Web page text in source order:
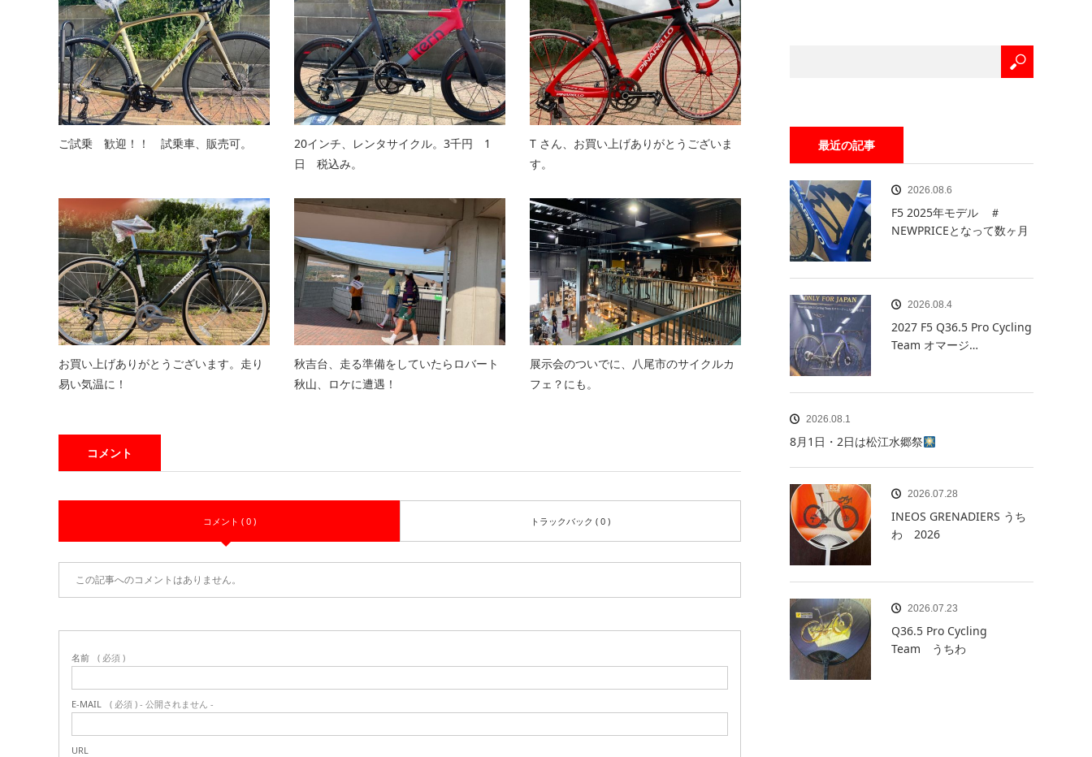
ご試乗 歓迎！！ 試乗車、販売可。
20インチ、レンタサイクル。3千円 1
日 税込み。
T さん、お買い上げありがとうございま
す。
お買い上げありがとうございます。走り
易い気温に！
秋吉台、走る準備をしていたらロバート
秋山、ロケに遭遇！
展示会のついでに、八尾市のサイクルカ
フェ？にも。
コメント
コメント ( 0 ) トラックバック ( 0 )
この記事へのコメントはありません。
名前 ( 必須 )
E-MAIL ( 必須 ) - 公開されません -
URL
最近の記事
2026.08.6
F5 2025年モデル ＃
NEWPRICEとなって数ヶ月
2026.08.4
2027 F5 Q36.5 Pro Cycling
Team オマージ…
2026.08.1
8月1日・2日は松江水郷祭
2026.07.28
INEOS GRENADIERS うち
わ 2026
2026.07.23
Q36.5 Pro Cycling
Team うちわ